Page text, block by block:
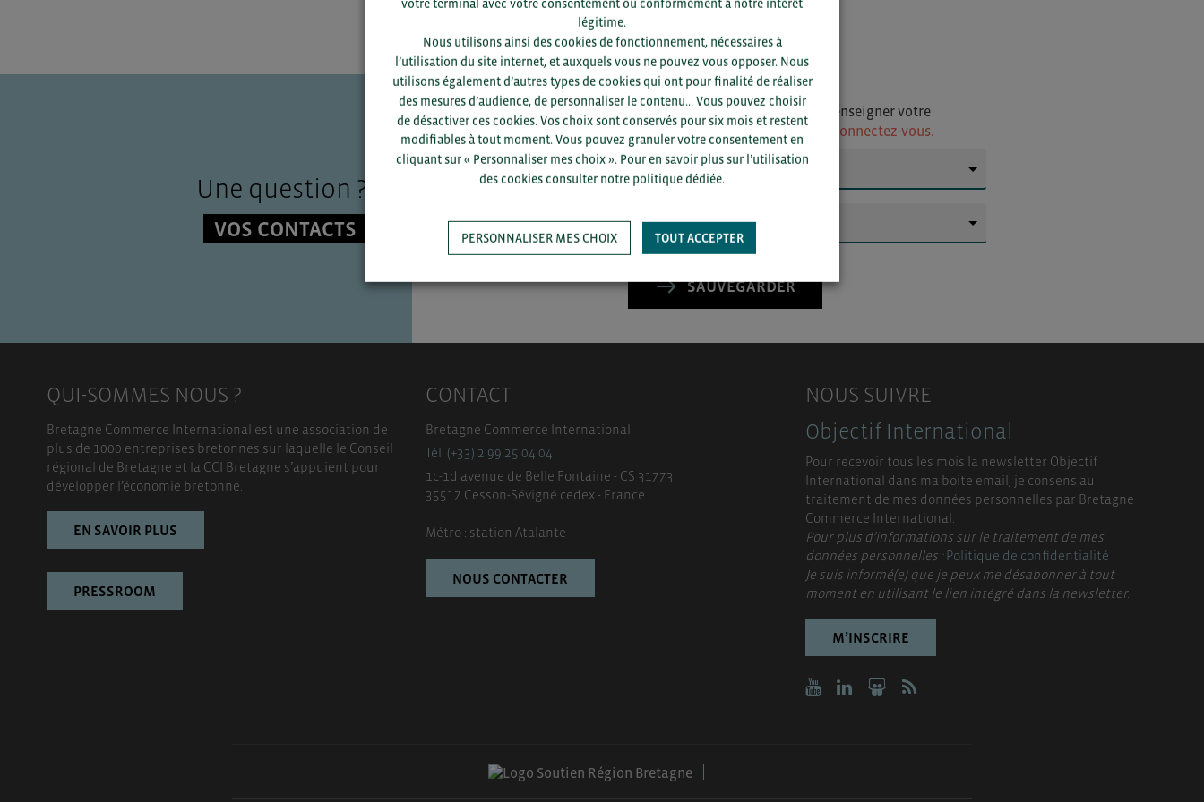
Une question ?
VOS CONTACTS
Pour voir les contacts, merci de renseigner votre
département et votre secteur
ou connectez-vous.
SAUVEGARDER
QUI-SOMMES NOUS ?
Bretagne Commerce International est une association de
plus de 1000 entreprises bretonnes sur laquelle le Conseil
régional de Bretagne et la CCI Bretagne s’appuient pour
développer l’économie bretonne.
EN SAVOIR PLUS
PRESSROOM
CONTACT
Bretagne Commerce International
Tél. (+33) 2 99 25 04 04
1c-1d avenue de Belle Fontaine - CS 31773
35517 Cesson-Sévigné cedex - France
Métro : station Atalante
NOUS CONTACTER
NOUS SUIVRE
Objectif International
Pour recevoir tous les mois la newsletter Objectif
International dans ma boite email, je consens au
traitement de mes données personnelles par Bretagne
Commerce International.
Pour plus d’informations sur le traitement de mes
données personnelles :Politique de confidentialité
Je suis informé(e) que je peux me désabonner à tout
moment en utilisant le lien intégré dans la newsletter.
M’INSCRIRE
votre terminal avec votre consentement ou conformément à notre intérêt
légitime.
Nous utilisons ainsi des cookies de fonctionnement, nécessaires à
l’utilisation du site internet, et auxquels vous ne pouvez vous opposer. Nous
utilisons également d’autres types de cookies qui ont pour finalité de réaliser
des mesures d’audience, de personnaliser le contenu... Vous pouvez choisir
de désactiver ces cookies. Vos choix sont conservés pour six mois et restent
modifiables à tout moment. Vous pouvez granuler votre consentement en
cliquant sur « Personnaliser mes choix ». Pour en savoir plus sur l’utilisation
des cookies consulter notre politique dédiée.
PERSONNALISER MES CHOIX TOUT ACCEPTER